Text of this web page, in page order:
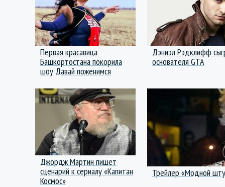
Первая красавица
Башкортостана покорила
шоу Давай поженимся
Дэниэл Рэдклифф
основателя GTA
Джордж Мартин пишет
сценарий к сериалу «Капитан
Космос»
Трейлер «Модной